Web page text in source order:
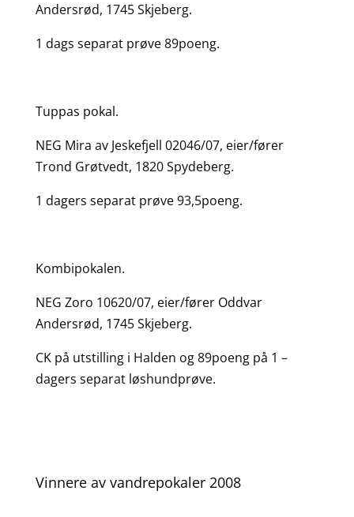
Andersrød, 1745 Skjeberg.
1 dags separat prøve 89poeng.
Tuppas pokal.
NEG Mira av Jeskefjell 02046/07, eier/fører
Trond Grøtvedt, 1820 Spydeberg.
1 dagers separat prøve 93,5poeng.
Kombipokalen.
NEG Zoro 10620/07, eier/fører Oddvar
Andersrød, 1745 Skjeberg.
CK på utstilling i Halden og 89poeng på 1 –
dagers separat løshundprøve.
Vinnere av vandrepokaler 2008